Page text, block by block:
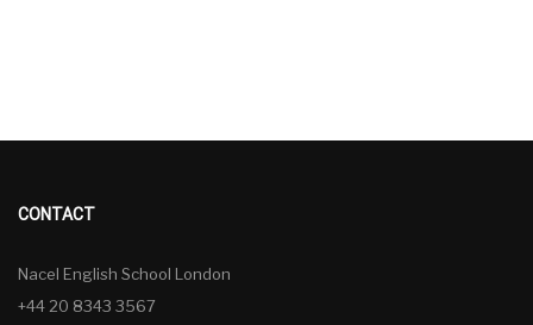
CONTACT
Nacel English School London
+44 20 8343 3567